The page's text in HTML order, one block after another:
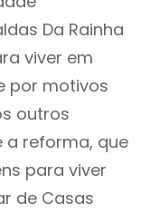
Da Rainha
viver em
por motivos
outros
a reforma, que
para viver
de Casas